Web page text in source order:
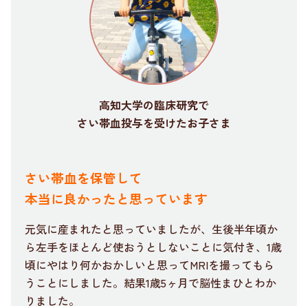
高知大学の臨床研究で
さい帯血投与を受けたお子さま
さい帯血を保管して
本当に良かったと思っています
元気に産まれたと思っていましたが、生後半年頃か
ら左手をほとんど使おうとしないことに気付き、1歳
頃にやはり何かおかしいと思ってMRIを撮ってもら
うことにしました。結果1歳5ヶ月で脳性まひとわか
りました。